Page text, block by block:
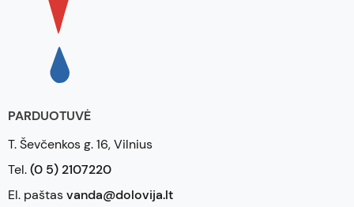
PARDUOTUVĖ
T. Ševčenkos g. 16, Vilnius
Tel.(0 5) 2107220
El. paštasvanda@dolovija.lt